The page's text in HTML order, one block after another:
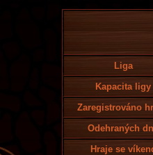
Liga
Kapacita ligy
Zaregistrováno
Odehraných
Hraje se